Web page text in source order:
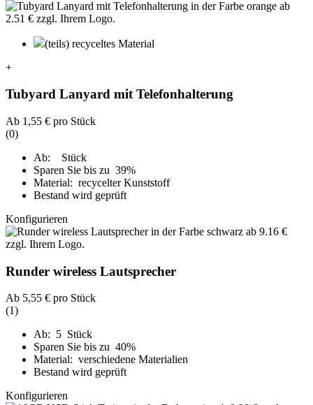
(teils) recyceltes Material
+
Tubyard Lanyard mit Telefonhalterung
Ab 1,55 € pro Stück
(0)
Ab: Stück
Sparen Sie bis zu 39%
Material: recycelter Kunststoff
Bestand wird geprüft
Konfigurieren
Runder wireless Lautsprecher
Ab 5,55 € pro Stück
(1)
Ab: 5 Stück
Sparen Sie bis zu 40%
Material: verschiedene Materialien
Bestand wird geprüft
Konfigurieren